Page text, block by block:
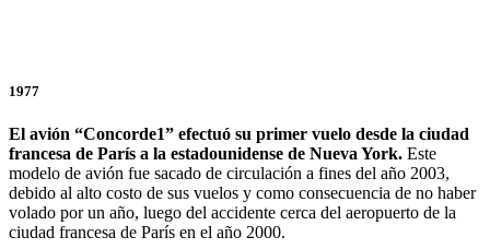
1977
El avión “Concorde1” efectuó su primer vuelo desde la ciudad
francesa de París a la estadounidense de Nueva York. Este
modelo de avión fue sacado de circulación a fines del año 2003,
debido al alto costo de sus vuelos y como consecuencia de no haber
volado por un año, luego del accidente cerca del aeropuerto de la
ciudad francesa de París en el año 2000.